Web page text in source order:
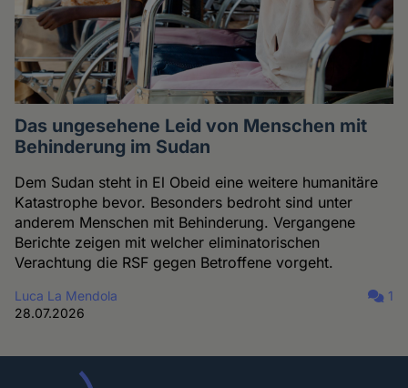
Das ungesehene Leid von Menschen mit
Behinderung im Sudan
Dem Sudan steht in El Obeid eine weitere humanitäre
Katastrophe bevor. Besonders bedroht sind unter
anderem Menschen mit Behinderung. Vergangene
Berichte zeigen mit welcher eliminatorischen
Verachtung die RSF gegen Betroffene vorgeht.
Luca La Mendola
28.07.2026
1